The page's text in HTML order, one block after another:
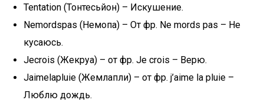
Tentation (Тонтесьйон) – Искушение.
Nemordspas (Немопа) – От фр. Ne mords pas – Не
кусаюсь.
Jecrois (Жекруа) – от фр. Je crois – Верю.
Jaimelapluie (Жемлапли) – от фр. j’aime la pluie –
Люблю дождь.